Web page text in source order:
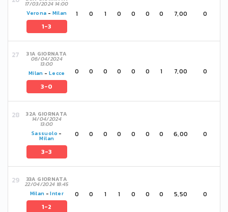
17/03/2024 14:00
Verona - Milan
1-3
1 0 1 0 0 0 0 7,00 0
31A GIORNATA
06/04/2024
13:00
Milan - Lecce
3-0
0 0 0 0 0 0 1 7,00 0
32A GIORNATA
14/04/2024
13:00
Sassuolo -
Milan
3-3
0 0 0 0 0 0 0 6,00 0
33A GIORNATA
22/04/2024 18:45
Milan -Inter
1-2
0 0 1 1 0 0 0 5,50 0